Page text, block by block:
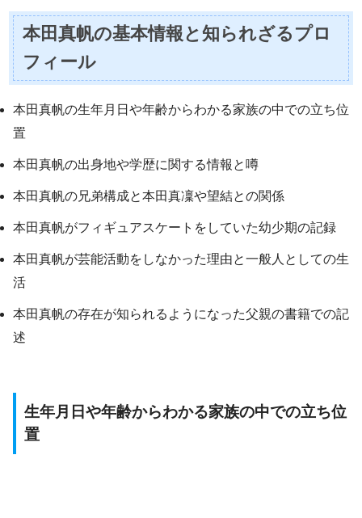
本田真帆の基本情報と知られざるプロ
フィール
本田真帆の生年月日や年齢からわかる家族の中での立ち位
置
本田真帆の出身地や学歴に関する情報と噂
本田真帆の兄弟構成と本田真凜や望結との関係
本田真帆がフィギュアスケートをしていた幼少期の記録
本田真帆が芸能活動をしなかった理由と一般人としての生
活
本田真帆の存在が知られるようになった父親の書籍での記
述
生年月日や年齢からわかる家族の中での立ち位
置